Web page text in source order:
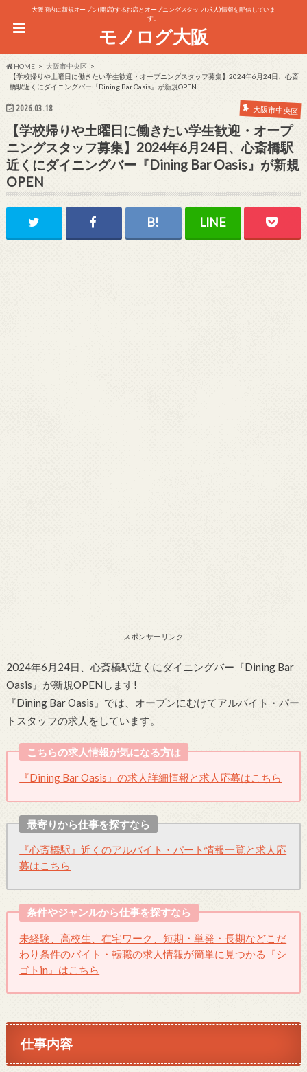
大阪府内に新規オープン(開店)するお店とオープニングスタッフ(求人)情報を配信していま
す。
モノログ大阪
HOME
大阪市中央区
【学校帰りや土曜日に働きたい学生歓迎・オープニングスタッフ募集】2024年6月24日、心斎
橋駅近くにダイニングバー『Dining Bar Oasis』が新規OPEN
2026.03.18 大阪市中央区
【学校帰りや土曜日に働きたい学生歓迎・オープ
ニングスタッフ募集】2024年6月24日、心斎橋駅
近くにダイニングバー『Dining Bar Oasis』が新規
OPEN
スポンサーリンク
2024年6月24日、心斎橋駅近くにダイニングバー『Dining Bar
Oasis』が新規OPENします!
『Dining Bar Oasis』では、オープンにむけてアルバイト・パー
トスタッフの求人をしています。
こちらの求人情報が気になる方は
『Dining Bar Oasis』の求人詳細情報と求人応募はこちら
最寄りから仕事を探すなら
『心斎橋駅』近くのアルバイト・パート情報一覧と求人応
募はこちら
条件やジャンルから仕事を探すなら
未経験、高校生、在宅ワーク、短期・単発・長期などこだ
わり条件のバイト・転職の求人情報が簡単に見つかる『シ
ゴトin』はこちら
仕事内容